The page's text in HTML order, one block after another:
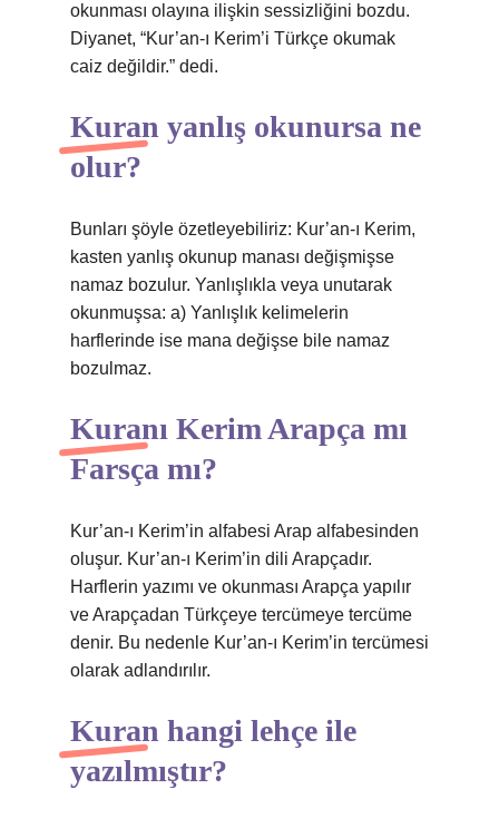
okunması olayına ilişkin sessizliğini bozdu.
Diyanet, “Kur’an-ı Kerim’i Türkçe okumak
caiz değildir.” dedi.
Kuran yanlış okunursa ne
olur?
Bunları şöyle özetleyebiliriz: Kur’an-ı Kerim,
kasten yanlış okunup manası değişmişse
namaz bozulur. Yanlışlıkla veya unutarak
okunmuşsa: a) Yanlışlık kelimelerin
harflerinde ise mana değişse bile namaz
bozulmaz.
Kuranı Kerim Arapça mı
Farsça mı?
Kur’an-ı Kerim’in alfabesi Arap alfabesinden
oluşur. Kur’an-ı Kerim’in dili Arapçadır.
Harflerin yazımı ve okunması Arapça yapılır
ve Arapçadan Türkçeye tercümeye tercüme
denir. Bu nedenle Kur’an-ı Kerim’in tercümesi
olarak adlandırılır.
Kuran hangi lehçe ile
yazılmıştır?